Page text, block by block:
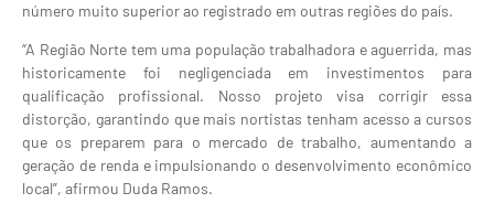
número muito superior ao registrado em outras regiões do país.
“A Região Norte tem uma população trabalhadora e aguerrida, mas
historicamente foi negligenciada em investimentos para
qualificação profissional. Nosso projeto visa corrigir essa
distorção, garantindo que mais nortistas tenham acesso a cursos
que os preparem para o mercado de trabalho, aumentando a
geração de renda e impulsionando o desenvolvimento econômico
local”, afirmou Duda Ramos.